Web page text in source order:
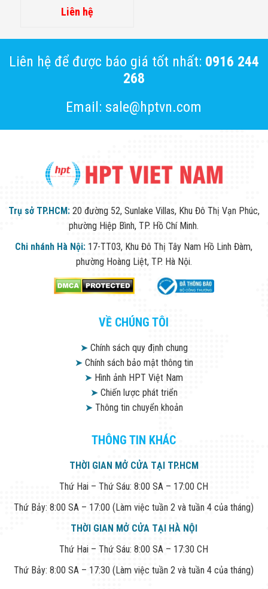
Liên hệ
Liên hệ để được báo giá tốt nhất: 0916 244
268
Email: sale@hptvn.com
Trụ sở TP.HCM: 20 đường 52, Sunlake Villas, Khu Đô Thị Vạn Phúc,
phường Hiệp Bình, TP. Hồ Chí Minh.
Chi nhánh Hà Nội: 17-TT03, Khu Đô Thị Tây Nam Hồ Linh Đàm,
phường Hoàng Liệt, TP. Hà Nội.
VỀ CHÚNG TÔI
➤Chính sách quy định chung
➤Chính sách bảo mật thông tin
➤ Hình ảnh HPT Việt Nam
➤Chiến lược phát triển
➤Thông tin chuyển khoản
THÔNG TIN KHÁC
THỜI GIAN MỞ CỬA TẠI TP.HCM
Thứ Hai – Thứ Sáu: 8:00 SA – 17:00 CH
Thứ Bảy: 8:00 SA – 17:00 (Làm việc tuần 2 và tuần 4 của tháng)
THỜI GIAN MỞ CỬA TẠI HÀ NỘI
Thứ Hai – Thứ Sáu: 8:00 SA – 17:30 CH
Thứ Bảy: 8:00 SA – 17:30 (Làm việc tuần 2 và tuần 4 của tháng)